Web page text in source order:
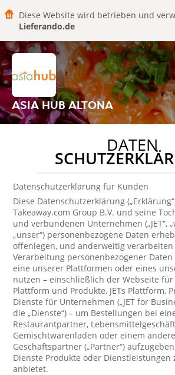
Diese Website wird betrieben und
Lieferando.de
ASIA HUB ALTONA
DATEN
Datenschutzerklärung für Kunden
Diese Datenschutzerklärung
Takeaway.com Group B.V. und seine
und verbundenen Unternehmen („JET“,
„unser“) personenbezogene Daten
offenlegen, und anderweitig
Verarbeitung personenbezogener
eine unserer Plattformen oder eines
nutzen – einschließlich der Webseite
Plattform und Produkte, JETs Plattform,
Dienste für Unternehmen („JET for
die „Dienste“) – um Bestellungen bei
Restaurantpartner,
Gemischtwarenladen oder einem
Geschäftspartner („Partner“)
Dienste Produkte oder Dienstleistungen
anbietet.